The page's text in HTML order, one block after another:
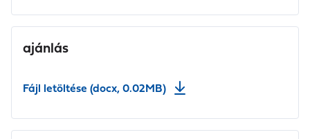
ajánlás
Fájl letöltése (docx, 0.02MB)